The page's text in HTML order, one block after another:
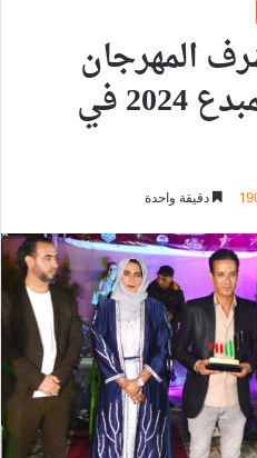
المهرجان
الدولي للشباب المبدع 2024 في
دقيقة واحدة